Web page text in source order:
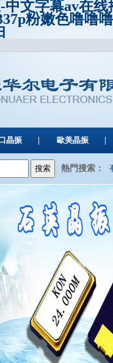
文字幕av在
粉嫩色噜噜
晶振 歐美晶振
熱門搜索：